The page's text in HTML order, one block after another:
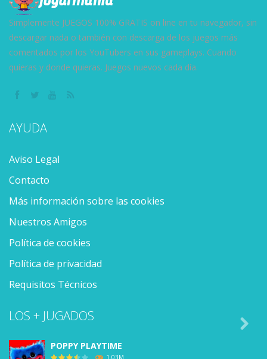
Simplemente JUEGOS 100% GRATIS on line en tu navegador, sin
descargar nada o también con descarga de los juegos más
comentados por los YouTubers en sus gameplays. Cuando
quieras y donde quieras. Juegos nuevos cada día.
AYUDA
Aviso Legal
Contacto
Más información sobre las cookies
Nuestros Amigos
Política de cookies
Política de privacidad
Requisitos Técnicos
LOS + JUGADOS
POPPY PLAYTIME
1.03M
